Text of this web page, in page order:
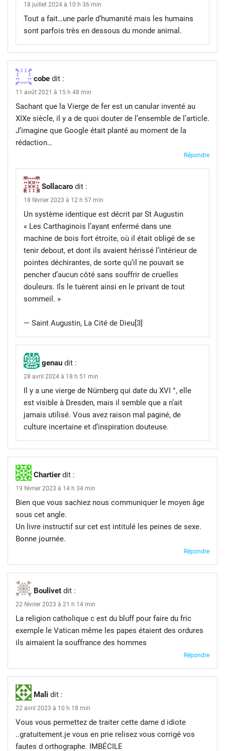
18 juillet 2024 à 10 h 36 min
Tout a fait…une parle d’humanité mais les humains
sont parfois très en dessous du monde animal.
cobe dit :
11 août 2021 à 15 h 48 min
Sachant que la Vierge de fer est un canular inventé au
XIXe siècle, il y a de quoi douter de l’ensemble de l’article.
J’imagine que Google était planté au moment de la
rédaction…
Répondre
Sollacaro dit :
18 février 2023 à 12 h 57 min
Un système identique est décrit par St Augustin
« Les Carthaginois l’ayant enfermé dans une
machine de bois fort étroite, où il était obligé de se
tenir debout, et dont ils avaient hérissé l’intérieur de
pointes déchirantes, de sorte qu’il ne pouvait se
pencher d’aucun côté sans souffrir de cruelles
douleurs. Ils le tuèrent ainsi en le privant de tout
sommeil. »
— Saint Augustin, La Cité de Dieu[3]
genau dit :
28 avril 2024 à 18 h 51 min
Il y a une vierge de Nürnberg qui date du XVI °, elle
est visible à Dresden, mais il semble que a n’ait
jamais utilisé. Vous avez raison mal paginé, de
culture incertaine et d’inspiration douteuse.
Chartier dit :
19 février 2023 à 14 h 34 min
Bien que vous sachiez nous communiquer le moyen âge
sous cet angle.
Un livre instructif sur cet est intitulé les peines de sexe.
Bonne journée.
Répondre
Boulivet dit :
22 février 2023 à 21 h 14 min
La religion catholique c est du bluff pour faire du fric
exemple le Vatican même les papes étaient des ordures
ils aimaient la souffrance des hommes
Répondre
Mali dit :
22 avril 2023 à 10 h 18 min
Vous vous permettez de traiter cette dame d idiote
..gratuitement.je vous en prie relisez vous corrigé vos
fautes d orthographe. IMBÉCILE